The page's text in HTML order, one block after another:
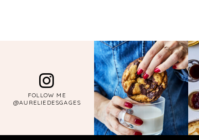
FOLLOW ME
@AURELIEDESGAGES